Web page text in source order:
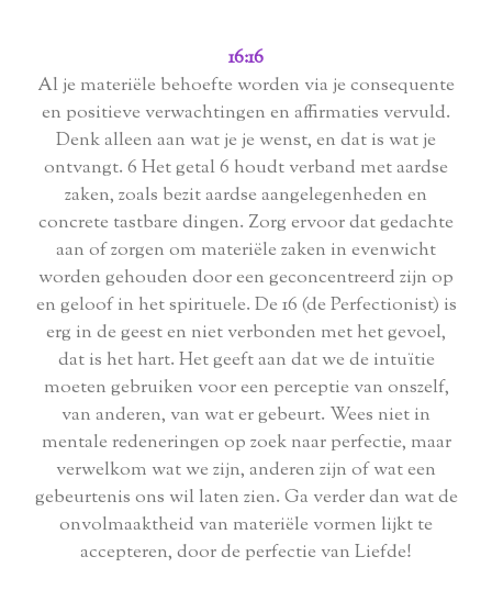
16:16
Al je materiële behoefte worden via je consequente
en positieve verwachtingen en affirmaties vervuld.
Denk alleen aan wat je je wenst, en dat is wat je
ontvangt. 6 Het getal 6 houdt verband met aardse
zaken, zoals bezit aardse aangelegenheden en
concrete tastbare dingen. Zorg ervoor dat gedachte
aan of zorgen om materiële zaken in evenwicht
worden gehouden door een geconcentreerd zijn op
en geloof in het spirituele. De 16 (de Perfectionist) is
erg in de geest en niet verbonden met het gevoel,
dat is het hart. Het geeft aan dat we de intuïtie
moeten gebruiken voor een perceptie van onszelf,
van anderen, van wat er gebeurt. Wees niet in
mentale redeneringen op zoek naar perfectie, maar
verwelkom wat we zijn, anderen zijn of wat een
gebeurtenis ons wil laten zien. Ga verder dan wat de
onvolmaaktheid van materiële vormen lijkt te
accepteren, door de perfectie van Liefde!